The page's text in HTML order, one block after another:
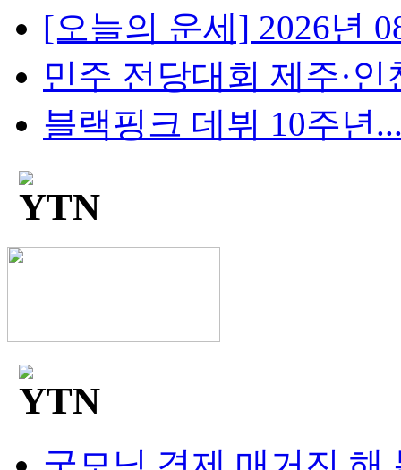
[오늘의 운세] 2026년
민주 전당대회 제주·인
블랙핑크 데뷔 10주년